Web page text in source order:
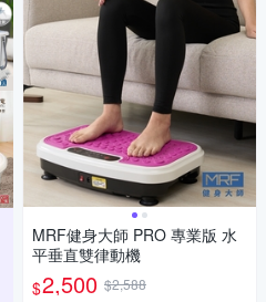
MRF健身大師 PRO 專業版 ⽔
平垂直雙律動機
$2,500 $2,588